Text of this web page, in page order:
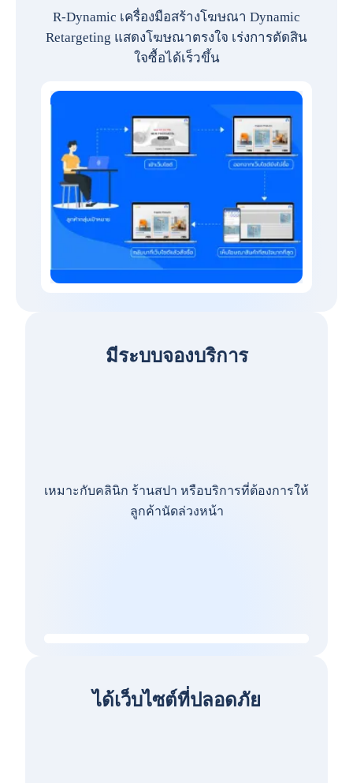
R-Dynamic เครื่องมือสร้างโฆษณา Dynamic
Retargeting แสดงโฆษณาตรงใจ เร่งการตัดสิน
ใจซื้อได้เร็วขึ้น
มีระบบจองบริการ
เหมาะกับคลินิก ร้านสปา หรือบริการที่ต้องการให้
ลูกค้านัดล่วงหน้า
ได้เว็บไซต์ที่ปลอดภัย